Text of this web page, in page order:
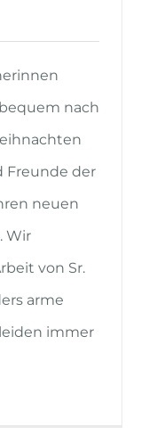
nach
Freunde der
neuen
Wir
von Sr.
arme
immer